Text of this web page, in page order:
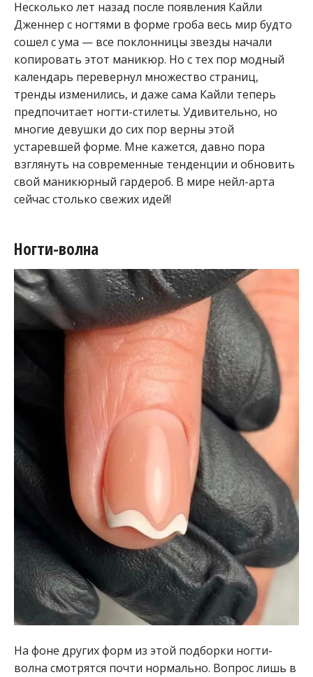
Несколько лет назад после появления Кайли
Дженнер с ногтями в форме гроба весь мир будто
сошел с ума — все поклонницы звезды начали
копировать этот маникюр. Но с тех пор модный
календарь перевернул множество страниц,
тренды изменились, и даже сама Кайли теперь
предпочитает ногти-стилеты. Удивительно, но
многие девушки до сих пор верны этой
устаревшей форме. Мне кажется, давно пора
взглянуть на современные тенденции и обновить
свой маникюрный гардероб. В мире нейл-арта
сейчас столько свежих идей!
Ногти-волна
На фоне других форм из этой подборки ногти-
волна смотрятся почти нормально. Вопрос лишь в